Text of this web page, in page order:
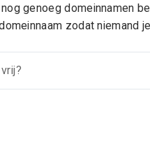
genoeg domeinnamen
zodat niemand